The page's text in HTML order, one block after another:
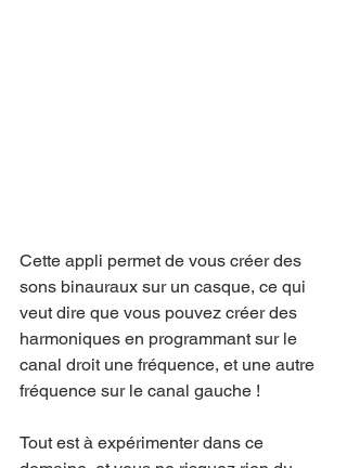
Cette appli permet de vous créer des
sons binauraux sur un casque, ce qui
veut dire que vous pouvez créer des
harmoniques en programmant sur le
canal droit une fréquence, et une autre
fréquence sur le canal gauche !
Tout est à expérimenter dans ce